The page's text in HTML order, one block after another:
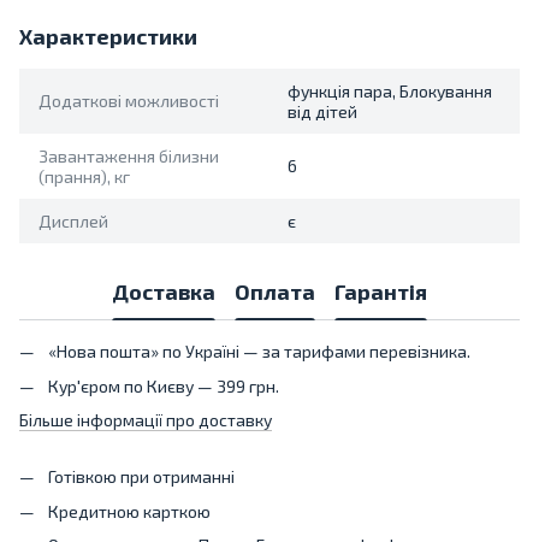
Характеристики
Додаткові можливості
функція пара, Блокування
від дітей
Завантаження білизни
(прання), кг
6
Дисплей є
Доставка Оплата Гарантія
«Нова пошта» по Україні — за тарифами перевізника.
Кур'єром по Києву — 399 грн.
Більше інформації про доставку
Готівкою при отриманні
Кредитною карткою